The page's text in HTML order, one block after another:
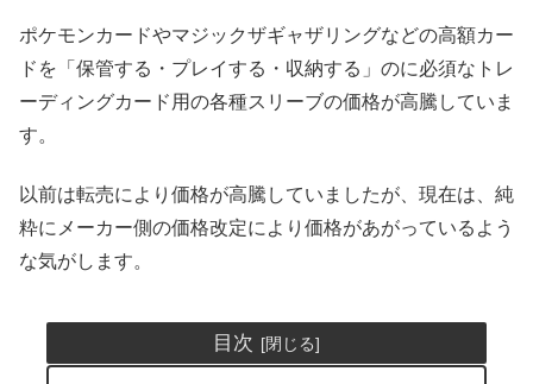
ポケモンカードやマジックザギャザリングなどの高額カー
ドを「保管する・プレイする・収納する」のに必須なトレ
ーディングカード用の各種スリーブの価格が高騰していま
す。
以前は転売により価格が高騰していましたが、現在は、純
粋にメーカー側の価格改定により価格があがっているよう
な気がします。
目次